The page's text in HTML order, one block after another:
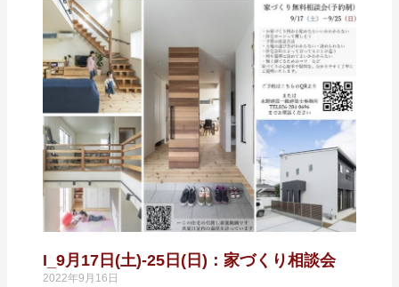
I_9月17日(土)-25日(日)：家づくり相談会
2022年9月16日